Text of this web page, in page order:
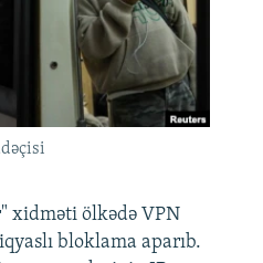
xidməti ölkədə VPN
bloklama aparıb.